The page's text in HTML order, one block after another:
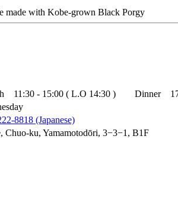
made with Kobe-grown Black Porgy
11:30 - 15:00 ( L.O 14:30 ) Dinner
8818 (Japanese)
Chuo-ku, Yamamotodōri, 3−3−1, B1F